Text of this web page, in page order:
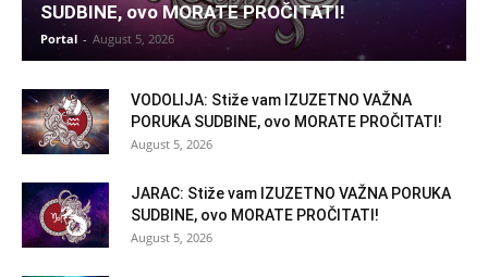
SUDBINE, ovo MORATE PROČITATI!
Portal - August 5, 2026
VODOLIJA: Stiže vam IZUZETNO VAŽNA
PORUKA SUDBINE, ovo MORATE PROČITATI!
August 5, 2026
JARAC: Stiže vam IZUZETNO VAŽNA PORUKA
SUDBINE, ovo MORATE PROČITATI!
August 5, 2026